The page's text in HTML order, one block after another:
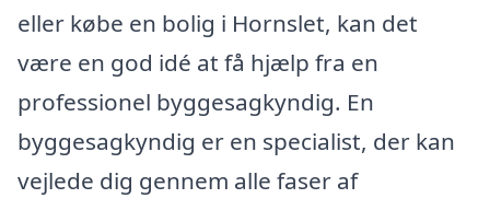
eller købe en bolig i Hornslet, kan det
være en god idé at få hjælp fra en
professionel byggesagkyndig. En
byggesagkyndig er en specialist, der kan
vejlede dig gennem alle faser af